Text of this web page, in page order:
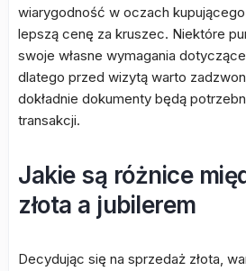
wiarygodność w oczach
lepszą cenę za kruszec. Niektóre
swoje własne wymagania
dlatego przed wizytą warto
dokładnie dokumenty będą
transakcji.
Jakie są różnice
złota a jubilerem
Decydując się na sprzedaż złota,